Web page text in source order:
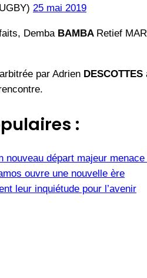
25 mai 2019
Demba BAMBA Retief
par Adrien DESCOTTES
:
nouveau départ majeur menace
ouvre une nouvelle ère
leur inquiétude pour l’avenir